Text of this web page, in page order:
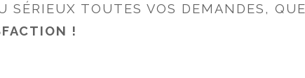
SÉRIEUX TOUTES VOS DEMANDES,
!